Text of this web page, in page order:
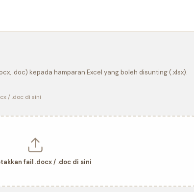
.doc) kepada hamparan Excel yang boleh disunting (.xlsx).
/ .doc di sini
fail .docx / .doc di sini